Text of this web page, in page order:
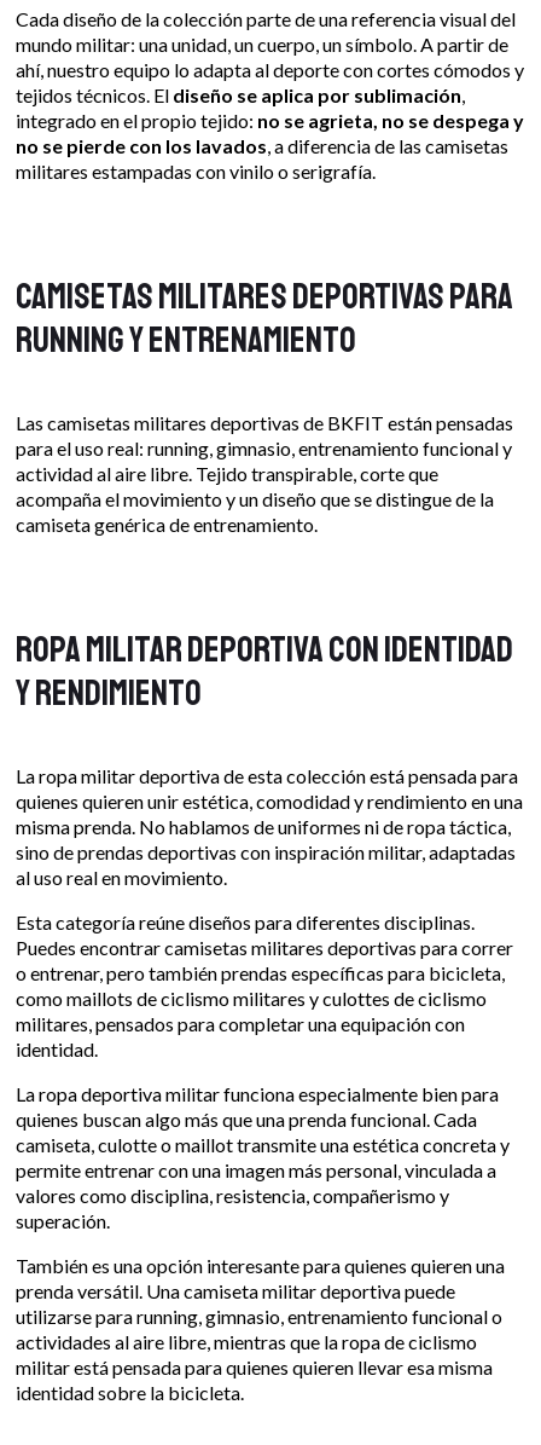
Cada diseño de la colección parte de una referencia visual del
mundo militar: una unidad, un cuerpo, un símbolo. A partir de
ahí, nuestro equipo lo adapta al deporte con cortes cómodos y
tejidos técnicos. El diseño se aplica por sublimación
integrado en el propio tejido: no se agrieta, no se despega y
no se pierde con los lavados , a diferencia de las camisetas
militares estampadas con vinilo o serigrafía.
Camisetas militares deportivas para
running y entrenamiento
Las camisetas militares deportivas de BKFIT están pensadas
para el uso real: running, gimnasio, entrenamiento funcional y
actividad al aire libre. Tejido transpirable, corte que
acompaña el movimiento y un diseño que se distingue de la
camiseta genérica de entrenamiento.
Ropa militar deportiva con identidad
y rendimiento
La ropa militar deportiva de esta colección está pensada para
quienes quieren unir estética, comodidad y rendimiento en una
misma prenda. No hablamos de uniformes ni de ropa táctica,
sino de prendas deportivas con inspiración militar, adaptadas
al uso real en movimiento.
Esta categoría reúne diseños para diferentes disciplinas.
Puedes encontrar camisetas militares deportivas para correr
o entrenar, pero también prendas específicas para bicicleta,
como maillots de ciclismo militares y culottes de ciclismo
militares, pensados para completar una equipación con
identidad.
La ropa deportiva militar funciona especialmente bien para
quienes buscan algo más que una prenda funcional. Cada
camiseta, culotte o maillot transmite una estética concreta y
permite entrenar con una imagen más personal, vinculada a
valores como disciplina, resistencia, compañerismo y
superación.
También es una opción interesante para quienes quieren una
prenda versátil. Una camiseta militar deportiva puede
utilizarse para running, gimnasio, entrenamiento funcional o
actividades al aire libre, mientras que la ropa de ciclismo
militar está pensada para quienes quieren llevar esa misma
identidad sobre la bicicleta.